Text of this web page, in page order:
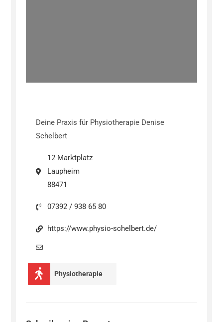
Deine Praxis für Physiotherapie Denise
Schelbert
12 Marktplatz
Laupheim
88471
07392 / 938 65 80
https://www.physio-schelbert.de/
Physiotherapie